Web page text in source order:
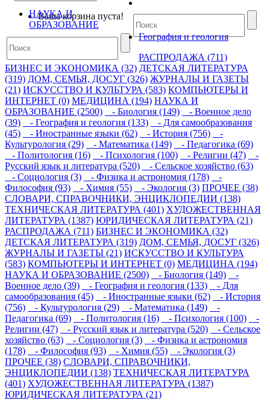
Ваша корзина пуста!
НАУКА И
ОБРАЗОВАНИЕ
География и геология
РАСПРОДАЖА (711)
БИЗНЕС И ЭКОНОМИКА (32) ДЕТСКАЯ ЛИТЕРАТУРА
(319) ДОМ, СЕМЬЯ, ДОСУГ (326) ЖУРНАЛЫ И ГАЗЕТЫ
(21) ИСКУССТВО И КУЛЬТУРА (583) КОМПЬЮТЕРЫ И
ИНТЕРНЕТ (0) МЕДИЦИНА (194) НАУКА И
ОБРАЗОВАНИЕ (2500)
- Биология (149)
- Военное дело
(39)
- География и геология (133)
- Для самообразования
(45)
- Иностранные языки (62) - История (756)
-
Культурология (29)
- Математика (149)
- Педагогика (69)
- Политология (16)
- Психология (100) - Религии (47)
-
Русский язык и литература (520)
- Сельское хозяйство (63)
- Социология (3)
- Физика и астрономия (178)
-
Философия (93)
- Химия (55) - Экология (3) ПРОЧЕЕ (38)
СЛОВАРИ, СПРАВОЧНИКИ, ЭНЦИКЛОПЕДИИ (138)
ТЕХНИЧЕСКАЯ ЛИТЕРАТУРА (401) ХУДОЖЕСТВЕННАЯ
ЛИТЕРАТУРА (1387) ЮРИДИЧЕСКАЯ ЛИТЕРАТУРА (21)
РАСПРОДАЖА (711) БИЗНЕС И ЭКОНОМИКА (32)
ДЕТСКАЯ ЛИТЕРАТУРА (319) ДОМ, СЕМЬЯ, ДОСУГ (326)
ЖУРНАЛЫ И ГАЗЕТЫ (21) ИСКУССТВО И КУЛЬТУРА
(583) КОМПЬЮТЕРЫ И ИНТЕРНЕТ (0) МЕДИЦИНА (194)
НАУКА И ОБРАЗОВАНИЕ (2500)
- Биология (149)
-
Военное дело (39)
- География и геология (133)
- Для
самообразования (45)
- Иностранные языки (62)
- История
(756)
- Культурология (29) - Математика (149)
-
Педагогика (69)
- Политология (16) - Психология (100)
-
Религии (47)
- Русский язык и литература (520)
- Сельское
хозяйство (63)
- Социология (3)
- Физика и астрономия
(178)
- Философия (93) - Химия (55)
- Экология (3)
ПРОЧЕЕ (38) СЛОВАРИ, СПРАВОЧНИКИ,
ЭНЦИКЛОПЕДИИ (138) ТЕХНИЧЕСКАЯ ЛИТЕРАТУРА
(401) ХУДОЖЕСТВЕННАЯ ЛИТЕРАТУРА (1387)
ЮРИДИЧЕСКАЯ ЛИТЕРАТУРА (21)